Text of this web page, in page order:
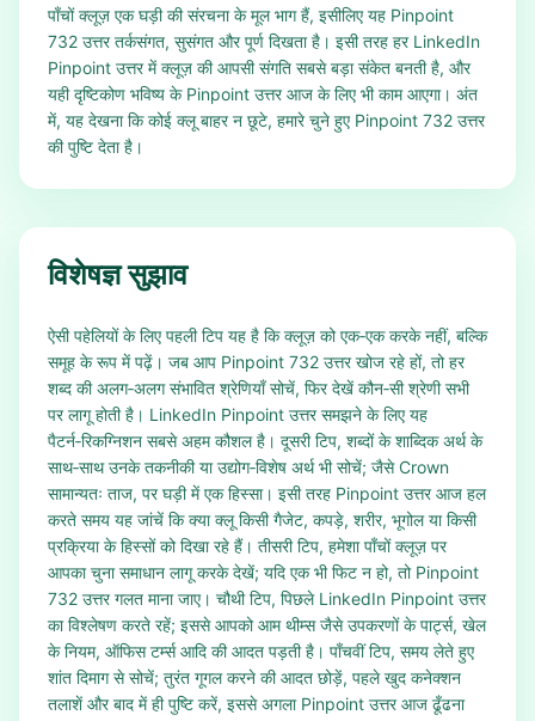
पाँचों क्लूज़ एक घड़ी की संरचना के मूल भाग हैं, इसीलिए यह Pinpoint
732 उत्तर तर्कसंगत, सुसंगत और पूर्ण दिखता है। इसी तरह हर LinkedIn
Pinpoint उत्तर में क्लूज़ की आपसी संगति सबसे बड़ा संकेत बनती है, और
यही दृष्टिकोण भविष्य के Pinpoint उत्तर आज के लिए भी काम आएगा। अंत
में, यह देखना कि कोई क्लू बाहर न छूटे, हमारे चुने हुए Pinpoint 732 उत्तर
की पुष्टि देता है।
विशेषज्ञ सुझाव
ऐसी पहेलियों के लिए पहली टिप यह है कि क्लूज़ को एक‑एक करके नहीं, बल्कि
समूह के रूप में पढ़ें। जब आप Pinpoint 732 उत्तर खोज रहे हों, तो हर
शब्द की अलग‑अलग संभावित श्रेणियाँ सोचें, फिर देखें कौन‑सी श्रेणी सभी
पर लागू होती है। LinkedIn Pinpoint उत्तर समझने के लिए यह
पैटर्न‑रिकग्निशन सबसे अहम कौशल है। दूसरी टिप, शब्दों के शाब्दिक अर्थ के
साथ‑साथ उनके तकनीकी या उद्योग‑विशेष अर्थ भी सोचें; जैसे Crown
सामान्यतः ताज, पर घड़ी में एक हिस्सा। इसी तरह Pinpoint उत्तर आज हल
करते समय यह जांचें कि क्या क्लू किसी गैजेट, कपड़े, शरीर, भूगोल या किसी
प्रक्रिया के हिस्सों को दिखा रहे हैं। तीसरी टिप, हमेशा पाँचों क्लूज़ पर
आपका चुना समाधान लागू करके देखें; यदि एक भी फिट न हो, तो Pinpoint
732 उत्तर गलत माना जाए। चौथी टिप, पिछले LinkedIn Pinpoint उत्तर
का विश्लेषण करते रहें; इससे आपको आम थीम्स जैसे उपकरणों के पार्ट्स, खेल
के नियम, ऑफिस टर्म्स आदि की आदत पड़ती है। पाँचवीं टिप, समय लेते हुए
शांत दिमाग से सोचें; तुरंत गूगल करने की आदत छोड़ें, पहले खुद कनेक्शन
तलाशें और बाद में ही पुष्टि करें, इससे अगला Pinpoint उत्तर आज ढूँढना